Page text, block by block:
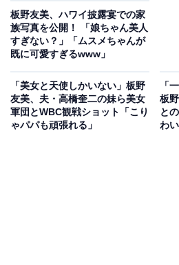
板野友美、ハワイ披露宴での家
族写真を公開！ 「娘ちゃん美人
すぎない？」「ムスメちゃんが
既に可愛すぎるwww」
「美女と天使しかいない」板野
友美、夫・高橋奎二の妹ら美女
軍団とWBC観戦ショット「こり
ゃパパも頑張れる」
「
板
と
わ